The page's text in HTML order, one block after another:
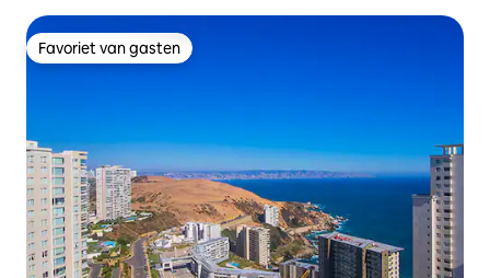
Favoriet van gasten
Favoriet van gasten